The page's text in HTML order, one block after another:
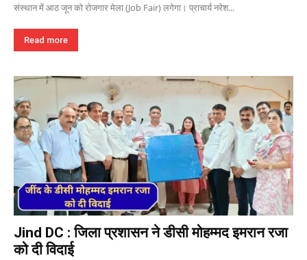
संस्थान में आठ जून को रोजगार मेला (Job Fair) लगेगा। प्राचार्य नरेश...
Read more
Jind DC : जिला प्रशासन ने डीसी मोहम्मद इमरान रजा
को दी विदाई